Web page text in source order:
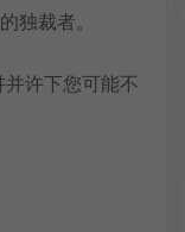
独裁者。
许下您可能不